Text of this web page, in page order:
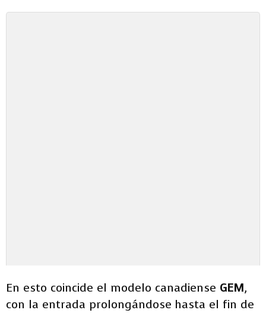
En esto coincide el modelo canadiense GEM,
con la entrada prolongándose hasta el fin de